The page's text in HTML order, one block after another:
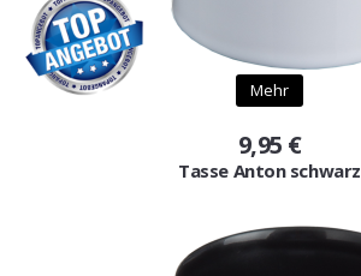
Mehr
9,95 €
Tasse Anton schwarz